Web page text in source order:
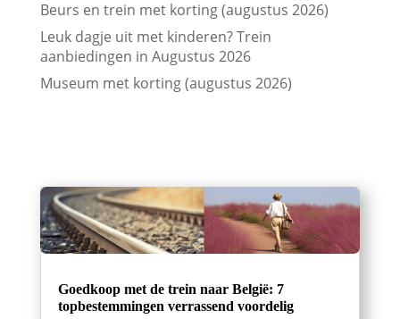
Beurs en trein met korting (augustus 2026)
Leuk dagje uit met kinderen? Trein
aanbiedingen in Augustus 2026
Museum met korting (augustus 2026)
Goedkoop met de trein naar België: 7
topbestemmingen verrassend voordelig